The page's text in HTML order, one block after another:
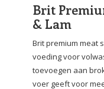
Brit
& Lam
Brit premium meat
voeding voor
toevoegen aan
voer geeft voor